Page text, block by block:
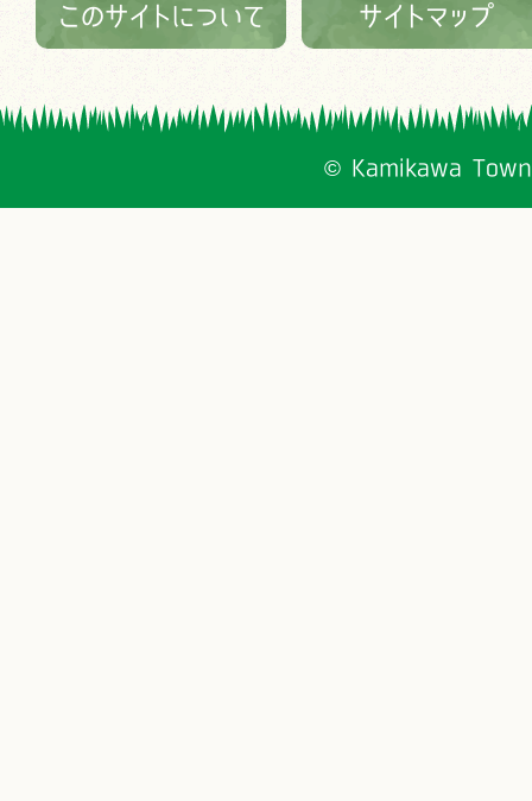
このサイトについて サイトマップ
© Kamikawa Town